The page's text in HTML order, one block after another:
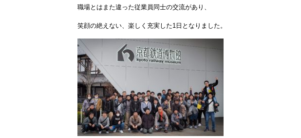
職場とはまた違った従業員同士の交流があり、
笑顔の絶えない、楽しく充実した1日となりました。